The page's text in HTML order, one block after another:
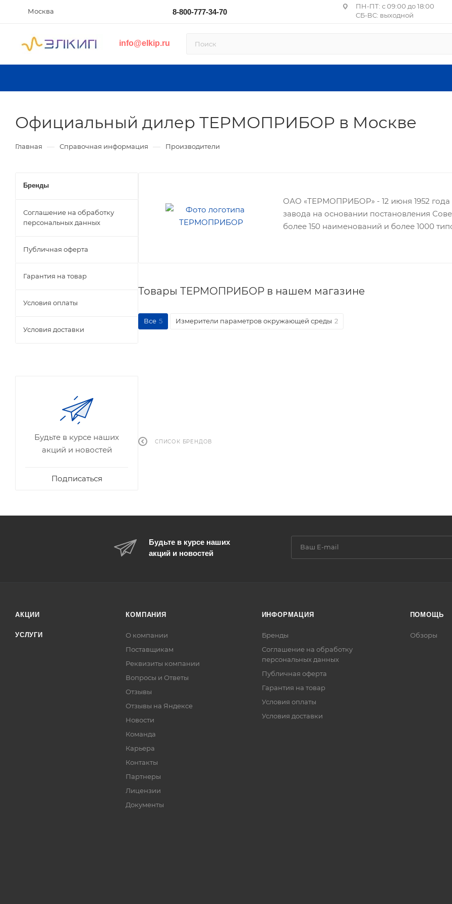
Москва 8-800-777-34-70
ПН-ПТ: с 09:00 до 18:00
СБ-ВС: выходной
ст. м. Китай-город,
Головной офис: Московская
info@elkip.ru
Официальный дилер ТЕРМОПРИБОР в Москве
Главная — Справочная информация — Производители
ОАО «ТЕРМОПРИБОР» - 12 июня 1952 года
завода на основании постановления
более 150 наименований и более 1000
Товары ТЕРМОПРИБОР в нашем магазине
Все 5 Измерители параметров окружающей среды 2
СПИСОК БРЕНДОВ
Бренды
Соглашение на обработку
персональных данных
Публичная оферта
Гарантия на товар
Условия оплаты
Условия доставки
Будьте в курсе наших
акций и новостей
Подписаться
Будьте в курсе наших
акций и новостей
АКЦИИ
УСЛУГИ
КОМПАНИЯ
О компании
Поставщикам
Реквизиты компании
Вопросы и Ответы
Отзывы
Отзывы на Яндексе
Новости
Команда
Карьера
Контакты
Партнеры
Лицензии
Документы
ИНФОРМАЦИЯ
Бренды
Соглашение на обработку
персональных данных
Публичная оферта
Гарантия на товар
Условия оплаты
Условия доставки
ПОМОЩЬ
Обзоры